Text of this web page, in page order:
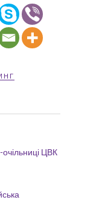
ЦВК